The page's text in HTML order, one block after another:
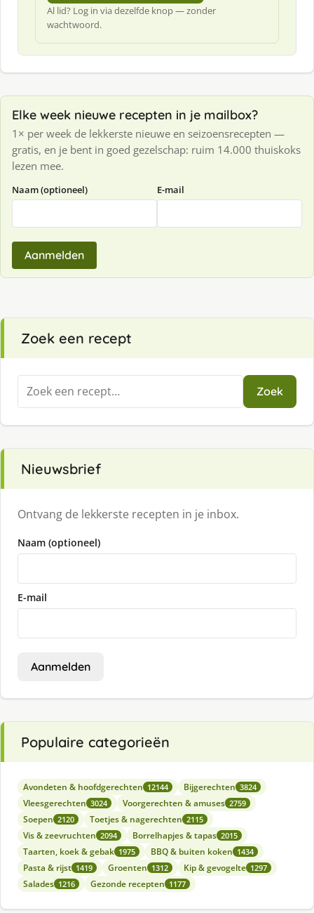
Al lid? Log in via dezelfde knop — zonder
wachtwoord.
Elke week nieuwe recepten in je mailbox?
1× per week de lekkerste nieuwe en seizoensrecepten —
gratis, en je bent in goed gezelschap: ruim 14.000 thuiskoks
lezen mee.
Naam (optioneel) E-mail
Aanmelden
Zoek een recept
Zoeken
naar:
Zoek
Nieuwsbrief
Ontvang de lekkerste recepten in je inbox.
Naam (optioneel)
E-mail
Aanmelden
Populaire categorieën
Avondeten & hoofdgerechten 12144 Bijgerechten 3824
Vleesgerechten 3024 Voorgerechten & amuses 2759
Soepen 2120 Toetjes & nagerechten 2115
Vis & zeevruchten 2094 Borrelhapjes & tapas 2015
Taarten, koek & gebak 1975 BBQ & buiten koken 1434
Pasta & rijst 1419 Groenten 1312 Kip & gevogelte 1297
Salades 1216 Gezonde recepten 1177